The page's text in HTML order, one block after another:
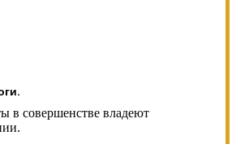
в совершенстве владеют